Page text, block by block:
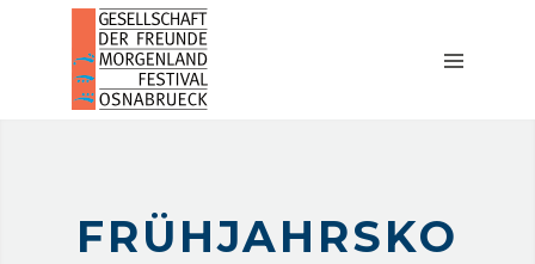
AKTUELLES
AKTIVITÄTEN
FRÜHJAHRSKO